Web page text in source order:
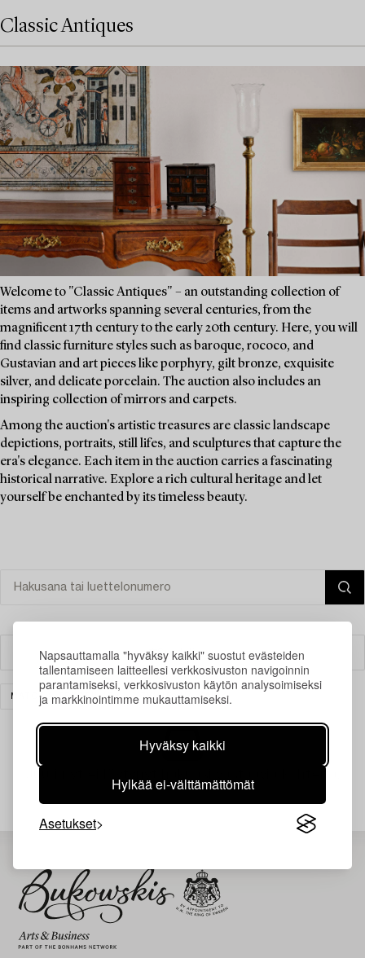
Napsauttamalla "hyväksy kaikki" suostut evästeiden
tallentamiseen laitteellesi verkkosivuston navigoinnin
parantamiseksi, verkkosivuston käytön analysoimiseksi
ja markkinointimme mukauttamiseksi.
Hyväksy kaikki
Hylkää ei-välttämättömät
Asetukset
Classic Antiques
Welcome to "Classic Antiques" – an outstanding collection of
items and artworks spanning several centuries, from the
magnificent 17th century to the early 20th century. Here, you will
find classic furniture styles such as baroque, rococo, and
Gustavian and art pieces like porphyry, gilt bronze, exquisite
silver, and delicate porcelain. The auction also includes an
inspiring collection of mirrors and carpets.
Among the auction's artistic treasures are classic landscape
depictions, portraits, still lifes, and sculptures that capture the
era's elegance. Each item in the auction carries a fascinating
historical narrative. Explore a rich cultural heritage and let
yourself be enchanted by its timeless beauty.
Suodatin
MATOT & TEKSTIILIT TYHJENNÄ KAIKKI